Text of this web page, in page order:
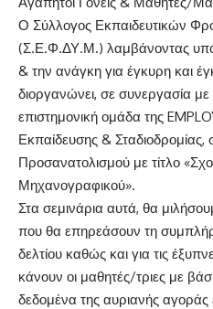
Ο Σύλλογος Εκπαιδευτικών
(Σ.Ε.Φ.ΔΥ.Μ.) λαμβάνοντας
& την ανάγκη για έγκυρη και
διοργανώνει, σε συνεργασία
επιστημονική ομάδα της
Εκπαίδευσης & Σταδιοδρομίας,
Προσανατολισμού με τίτλο
Μηχανογραφικού».
Στα σεμινάρια αυτά, θα
που θα επηρεάσουν τη
δελτίου καθώς και για τις
κάνουν οι μαθητές/τριες με
δεδομένα της αυριανής